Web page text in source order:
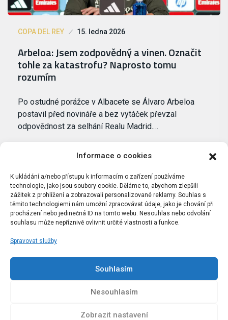
Informace o cookies
K ukládání a/nebo přístupu k informacím o zařízení používáme
technologie, jako jsou soubory cookie. Děláme to, abychom zlepšili
zážitek z prohlížení a zobrazovali personalizované reklamy. Souhlas s
těmito technologiemi nám umožní zpracovávat údaje, jako je chování při
procházení nebo jedinečná ID na tomto webu. Nesouhlas nebo odvolání
souhlasu může nepříznivě ovlivnit určité vlastnosti a funkce.
Spravovat služby
Souhlasím
Nesouhlasím
Zobrazit nastavení
COPA DEL REY 15. ledna 2026
Arbeloa: Jsem zodpovědný a vinen. Označit
tohle za katastrofu? Naprosto tomu
rozumím
Po ostudné porážce v Albacete se Álvaro Arbeloa
postavil před novináře a bez vytáček převzal
odpovědnost za selhání Realu Madrid.…